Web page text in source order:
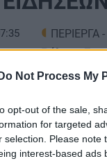
Do Not Process My
opt-out of the sale,
for targeted
selection. Please
interest-based ads
ΠΕΡΙΕΡΓΑ
Βέλγιο:
εδώ και
GOSSIP -
Γιώργος
της